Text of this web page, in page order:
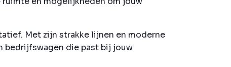
Met zijn strakke lijnen en moderne
bedrijfswagen die past bij jouw